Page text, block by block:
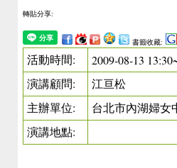
轉貼分享:
書籤收藏:
活動時間:
2009-08-13
演講顧問:
江亘松
主辦單位:
台北市內湖婦女
演講地點: